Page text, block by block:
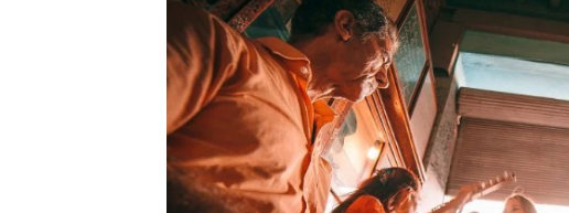
Ищем новые берега. Гендиректор